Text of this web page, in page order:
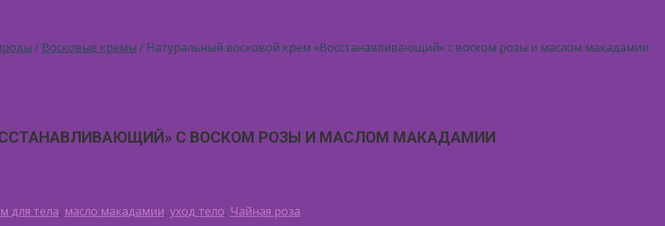
/ Восковые кремы / Натуральный восковой крем «Восстанавливающий» с воском розы и маслом макадамии
С ВОСКОМ РОЗЫ И МАСЛОМ МАКАДАМИИ
для тела, масло макадамии, уход тело, Чайная роза